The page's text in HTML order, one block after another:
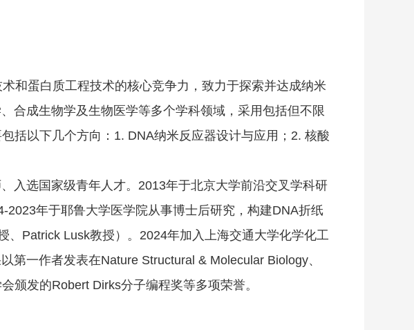
和蛋白质工程技术的核心竞争力，致力于探索并达成纳米
合成生物学及生物医学等多个学科领域，采用包括但不限
括以下几个方向：1. DNA纳米反应器设计与应用；2. 核酸
入选国家级青年人才。2013年于北京大学前沿交叉学科研
年于耶鲁大学医学院从事博士后研究，构建DNA折纸
Patrick Lusk教授）。2024年加入上海交通大学化学化工
第一作者发表在Nature Structural & Molecular Biology、
颁发的Robert Dirks分子编程奖等多项荣誉。